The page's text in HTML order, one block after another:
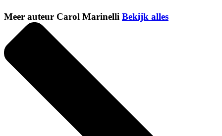
Meer auteur Carol Marinelli Bekijk alles